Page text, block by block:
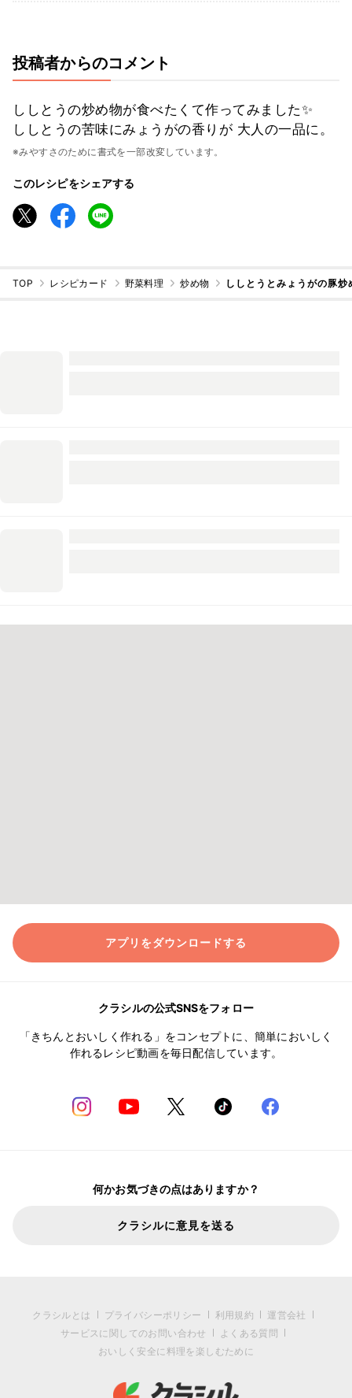
投稿者からのコメント
ししとうの炒め物が食べたくて作ってみました✨
ししとうの苦味にみょうがの香りが 大人の一品に。
※みやすさのために書式を一部改変しています。
このレシピをシェアする
TOP レシピカード 野菜料理 炒め物 ししとうとみょうがの豚
アプリをダウンロードする
クラシルの公式SNSをフォロー
「きちんとおいしく作れる」をコンセプトに、簡単においしく
作れるレシピ動画を毎日配信しています。
何かお気づきの点はありますか？
クラシルに意見を送る
クラシルとは プライバシーポリシー 利用規約
運営会社
サービスに関してのお問い合わせ
よくある質問
おいしく安全に料理を楽しむために